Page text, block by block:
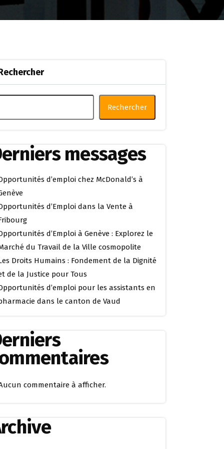
Rechercher
messages
d’emploi chez McDonald’s à
d’Emploi dans la Vente à
d’Emploi à Genève : Explorez le
du Travail de la Ville cosmopolite
Droits Humains : Fondement de la Dignité
de la Justice pour Tous
d’emploi pour les assistants en
dans le canton de Vaud
commentaire à afficher.